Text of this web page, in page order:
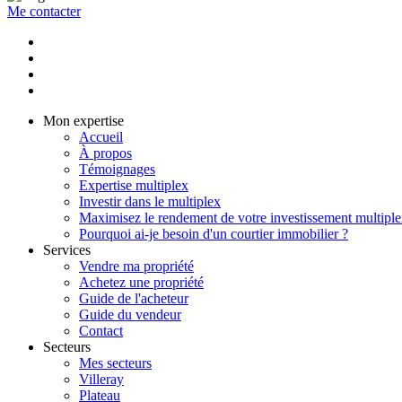
Me contacter
Mon expertise
Accueil
À propos
Témoignages
Expertise multiplex
Investir dans le multiplex
Maximisez le rendement de votre investissement
Pourquoi ai-je besoin d'un courtier immobilier ?
Services
Vendre ma propriété
Achetez une propriété
Guide de l'acheteur
Guide du vendeur
Contact
Secteurs
Mes secteurs
Villeray
Plateau